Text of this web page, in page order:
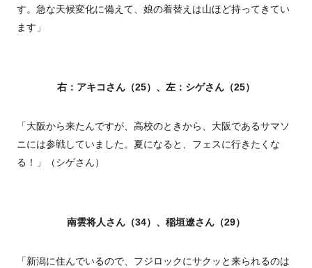
す。急な天候変化に備えて、娘の着替えは山ほど持ってきてい
ます」
右：アキコさん（25）、左：シゲさん（25）
「大阪から来たんですが、高校のときから、大阪であるサマソ
ニには参戦していました。夏になると、フェスに行きたくな
る！」（シゲさん）
南雲将人さん（34）、稲垣遼さん（29）
「新潟に住んでいるので、フジロックにサクッと来られるのは